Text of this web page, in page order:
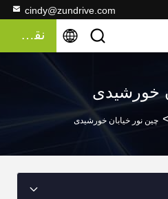
cindy@zundrive.com
نقل قول
خورشیدی
چین نور خیابان خورشیدی